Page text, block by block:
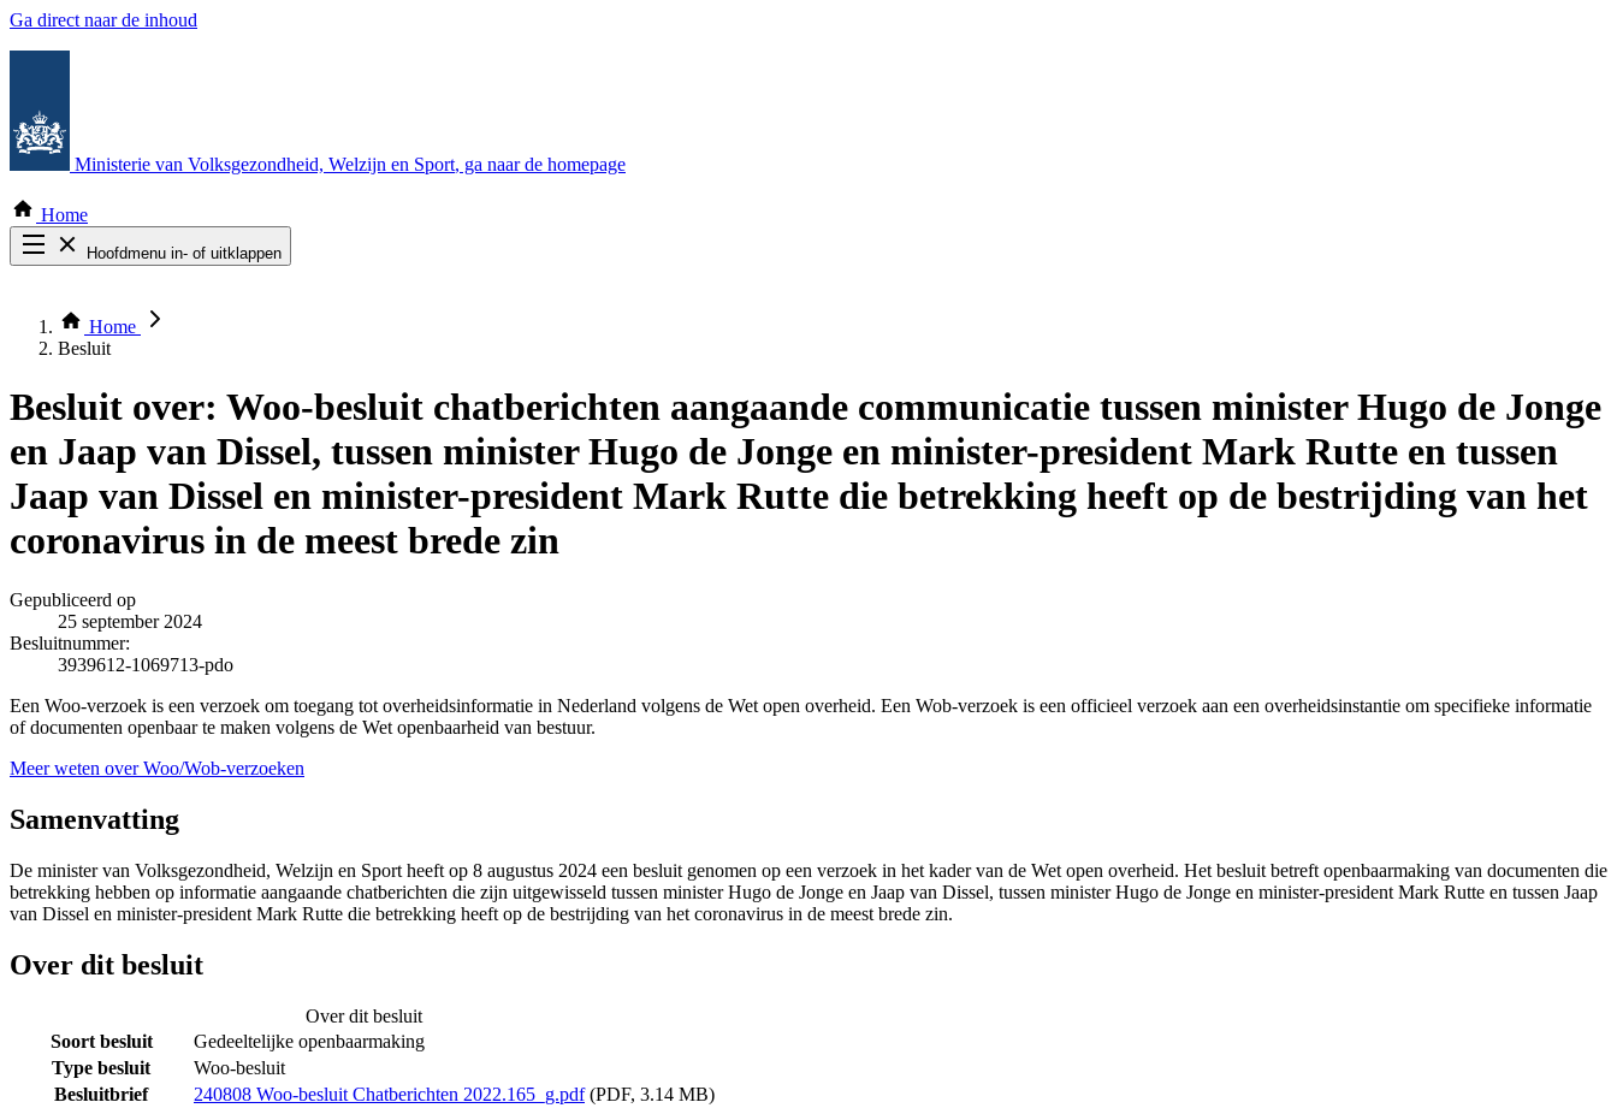
Ga direct naar de inhoud
Ministerie van Volksgezondheid, Welzijn en Sport, ga naar de homepage
Home
Hoofdmenu in- of uitklappen
Thema COVID-19
Bekijk per bestuursorgaan
Home
Besluit
Besluit over: Woo-besluit chatberichten aangaande communicatie tussen minister Hugo de Jonge
en Jaap van Dissel, tussen minister Hugo de Jonge en minister-president Mark Rutte en tussen
Jaap van Dissel en minister-president Mark Rutte die betrekking heeft op de bestrijding van het
coronavirus in de meest brede zin
Gepubliceerd op
25 september 2024
Besluitnummer:
3939612-1069713-pdo
Een Woo-verzoek is een verzoek om toegang tot overheidsinformatie in Nederland volgens de Wet open overheid. Een Wob-verzoek is een officieel verzoek aan een overheidsinstantie om specifieke informatie
of documenten openbaar te maken volgens de Wet openbaarheid van bestuur.
Meer weten over Woo/Wob-verzoeken
Samenvatting
De minister van Volksgezondheid, Welzijn en Sport heeft op 8 augustus 2024 een besluit genomen op een verzoek in het kader van de Wet open overheid. Het besluit betreft openbaarmaking van documenten die
betrekking hebben op informatie aangaande chatberichten die zijn uitgewisseld tussen minister Hugo de Jonge en Jaap van Dissel, tussen minister Hugo de Jonge en minister-president Mark Rutte en tussen Jaap
van Dissel en minister-president Mark Rutte die betrekking heeft op de bestrijding van het coronavirus in de meest brede zin.
Over dit besluit
Over dit besluit
Soort besluit
Gedeeltelijke openbaarmaking
Type besluit
Woo-besluit
Besluitbrief
240808 Woo-besluit Chatberichten 2022.165_g.pdf(PDF, 3.14 MB)